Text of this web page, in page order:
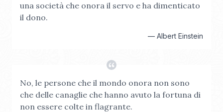
una società che onora il servo e ha dimenticato
il dono.
— Albert Einstein
No, le persone che il mondo onora non sono
che delle canaglie che hanno avuto la fortuna di
non essere colte in flagrante.